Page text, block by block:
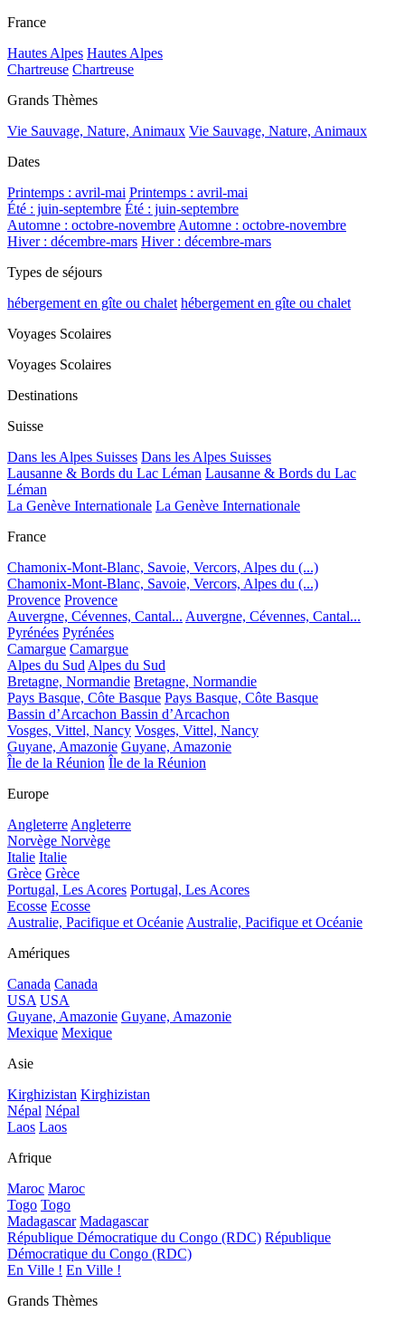
France
Hautes Alpes Hautes Alpes
Chartreuse Chartreuse
Grands Thèmes
Vie Sauvage, Nature, Animaux Vie Sauvage, Nature, Animaux
Dates
Printemps : avril-mai Printemps : avril-mai
Été : juin-septembre Été : juin-septembre
Automne : octobre-novembre Automne : octobre-novembre
Hiver : décembre-mars Hiver : décembre-mars
Types de séjours
hébergement en gîte ou chalet hébergement en gîte ou chalet
Voyages Scolaires
Voyages Scolaires
Destinations
Suisse
Dans les Alpes Suisses Dans les Alpes Suisses
Lausanne & Bords du Lac Léman Lausanne & Bords du Lac
Léman
La Genève Internationale La Genève Internationale
France
Chamonix-Mont-Blanc, Savoie, Vercors, Alpes du (...)
Chamonix-Mont-Blanc, Savoie, Vercors, Alpes du (...)
Provence Provence
Auvergne, Cévennes, Cantal... Auvergne, Cévennes, Cantal...
Pyrénées Pyrénées
Camargue Camargue
Alpes du Sud Alpes du Sud
Bretagne, Normandie Bretagne, Normandie
Pays Basque, Côte Basque Pays Basque, Côte Basque
Bassin d’Arcachon Bassin d’Arcachon
Vosges, Vittel, Nancy Vosges, Vittel, Nancy
Guyane, Amazonie Guyane, Amazonie
Île de la Réunion Île de la Réunion
Europe
Angleterre Angleterre
Norvège Norvège
Italie Italie
Grèce Grèce
Portugal, Les Acores Portugal, Les Acores
Ecosse Ecosse
Australie, Pacifique et Océanie Australie, Pacifique et Océanie
Amériques
Canada Canada
USA USA
Guyane, Amazonie Guyane, Amazonie
Mexique Mexique
Asie
Kirghizistan Kirghizistan
Népal Népal
Laos Laos
Afrique
Maroc Maroc
Togo Togo
Madagascar Madagascar
République Démocratique du Congo (RDC) République
Démocratique du Congo (RDC)
En Ville ! En Ville !
Grands Thèmes